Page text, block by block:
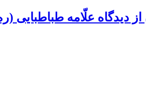
دیدگاه علّامه طباطبایی